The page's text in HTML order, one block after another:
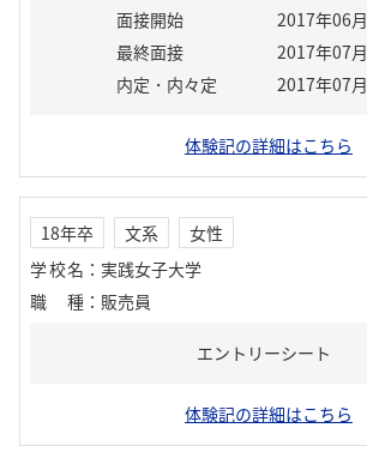
面接開始
2017年06月
最終面接
2017年07月
内定・内々定
2017年07月
体験記の詳細はこちら
18年卒 文系
女性
学校名 ： 実践女子大学
職種 ： 販売員
エントリーシート
体験記の詳細はこちら